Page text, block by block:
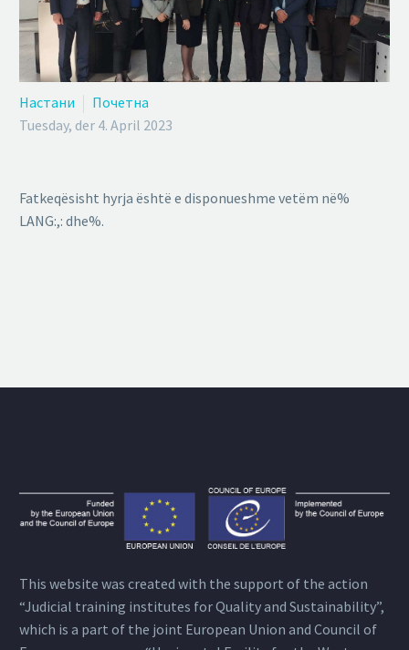
Настани
Почетна
Tuesday, der 4. April 2023
Fatkeqësisht hyrja është e disponueshme vetëm në%
LANG:,: dhe%.
This website was created with the support of the action
“Judicial training institutes for Quality and Sustainability”,
which is a part of the joint European Union and Council of